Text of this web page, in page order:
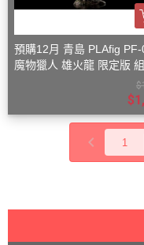
預購12月 青島 PLAfig PF-
魔物獵人 雄火龍 限定版